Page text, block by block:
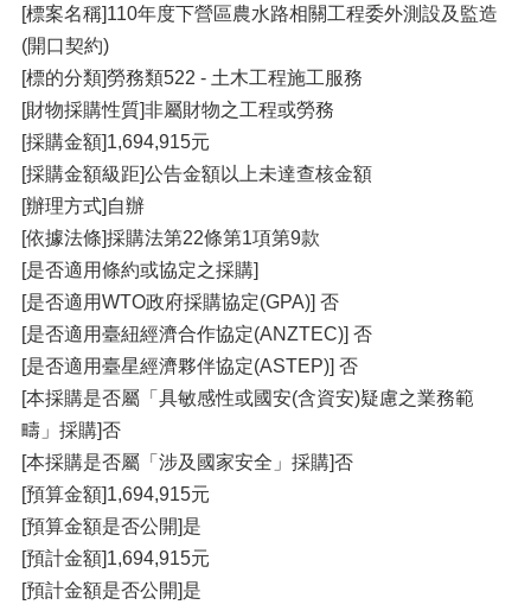
[標案名稱]110年度下營區農水路相關工程委外測設及監造
(開口契約)
[標的分類]勞務類522 - 土木工程施工服務
[財物採購性質]非屬財物之工程或勞務
[採購金額]1,694,915元
[採購金額級距]公告金額以上未達查核金額
[辦理方式]自辦
[依據法條]採購法第22條第1項第9款
[是否適用條約或協定之採購]
[是否適用WTO政府採購協定(GPA)] 否
[是否適用臺紐經濟合作協定(ANZTEC)] 否
[是否適用臺星經濟夥伴協定(ASTEP)] 否
[本採購是否屬「具敏感性或國安(含資安)疑慮之業務範
疇」採購]否
[本採購是否屬「涉及國家安全」採購]否
[預算金額]1,694,915元
[預算金額是否公開]是
[預計金額]1,694,915元
[預計金額是否公開]是